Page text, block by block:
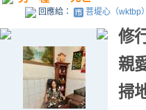
回應給： 菩堤心（wktbp）
修
親
掃